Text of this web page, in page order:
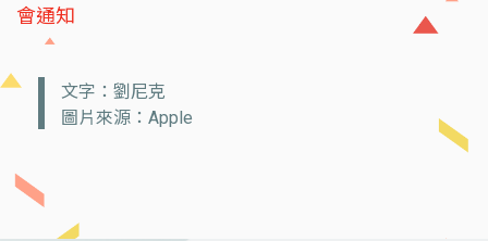
會通知
文字：劉尼克
圖片來源：Apple